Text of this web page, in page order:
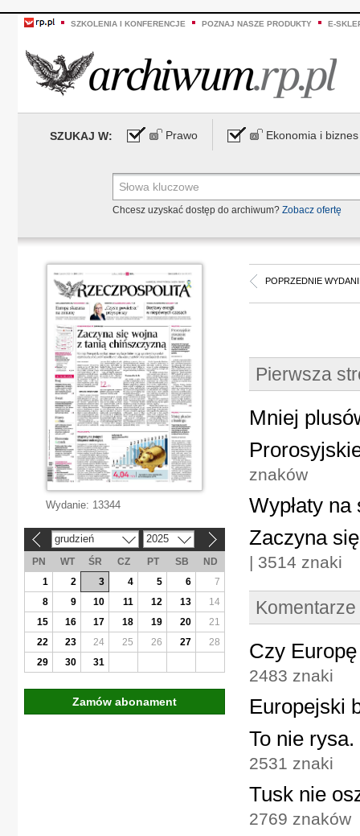
SZKOLENIA I KONFERENCJE POZNAJ NASZE PRODUKTY E-
SZUKAJ W: Prawo Ekonomia i biznes
Chcesz uzyskać dostęp do archiwum? Zobacz ofertę
POPRZEDNIE
Pierwsza
Mniej
znaków
Wypłaty
Zaczyna
| 3514 znaki
Komentarze
Czy
2483 znaki
Europejski
To nie rysa.
2531 znaki
Tusk nie
2769 znaków
Wydanie: 13344
grudzień 2025
PN WT ŚR CZ PT SB
ND
1
2 3 4 5 6
7
8
9 10 11 12 13
14
15
16 17 18 19 20
21
22
23 24 25 26 27
28
29
30 31
Zamów abonament